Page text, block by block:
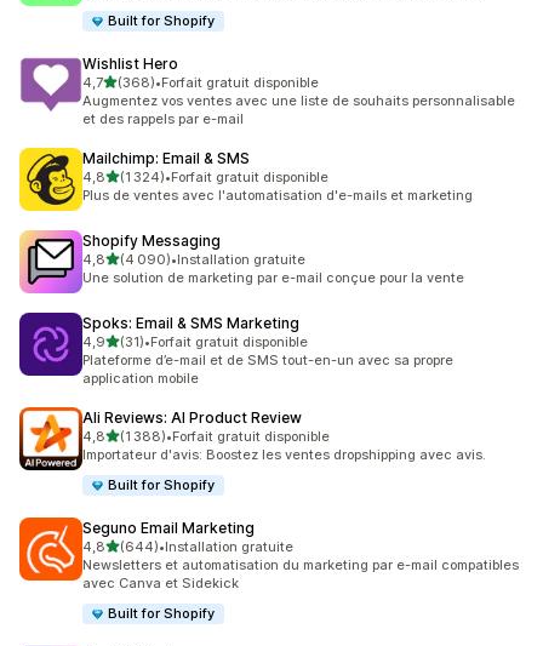
Built for Shopify
Wishlist Hero
4,7étoile(s) sur 5
(368)
368 avis au total
•Forfait gratuit disponible
Augmentez vos ventes avec une liste de souhaits personnalisable
et des rappels par e-mail
Mailchimp: Email & SMS
4,8étoile(s) sur 5
(1 324)
1324 avis au total
•Forfait gratuit disponible
Plus de ventes avec l'automatisation d'e-mails et marketing
Shopify Messaging
4,8étoile(s) sur 5
(4 090)
4090 avis au total
•Installation gratuite
Une solution de marketing par e-mail conçue pour la vente
Spoks: Email & SMS Marketing
4,9étoile(s) sur 5
(31)
31 avis au total
•Forfait gratuit disponible
Plateforme d’e-mail et de SMS tout-en-un avec sa propre
application mobile
Ali Reviews: AI Product Review
4,8étoile(s) sur 5
(1 388)
1388 avis au total
•Forfait gratuit disponible
Importateur d'avis: Boostez les ventes dropshipping avec avis.
Built for Shopify
Seguno Email Marketing
4,8étoile(s) sur 5
(644)
644 avis au total
•Installation gratuite
Newsletters et automatisation du marketing par e-mail compatibles
avec Canva et Sidekick
Built for Shopify